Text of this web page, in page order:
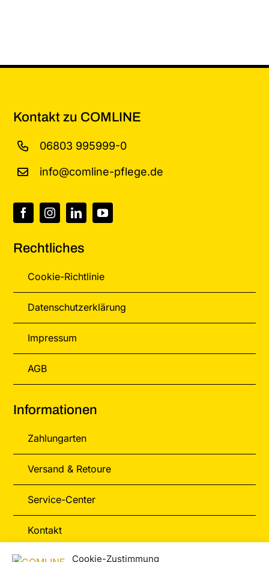
Cookie-Zustimmung
Kontakt zu COMLINE
06803 995999-0
info@comline-pflege.de
Rechtliches
Cookie-Richtlinie
Datenschutzerklärung
Impressum
AGB
Informationen
Zahlungarten
Versand & Retoure
Service-Center
Kontakt